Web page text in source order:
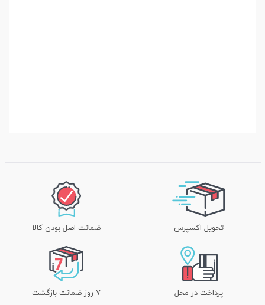
تحویل اکسپرس ضمانت اصل بودن کالا
پرداخت در محل ۷ روز ضمانت بازگشت